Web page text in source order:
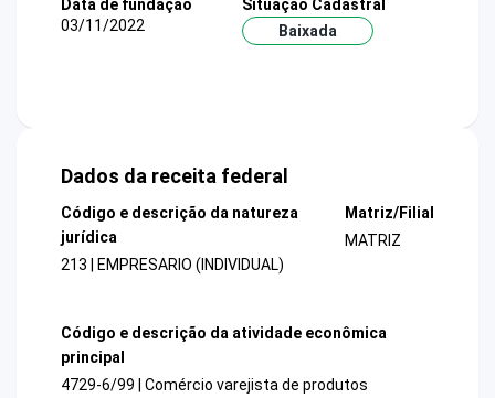
Data de fundação
03/11/2022
Situação Cadastral
Baixada
Dados da receita federal
Código e descrição da natureza
jurídica
213 | EMPRESARIO (INDIVIDUAL)
Matriz/Filial
MATRIZ
Código e descrição da atividade econômica
principal
4729-6/99 | Comércio varejista de produtos